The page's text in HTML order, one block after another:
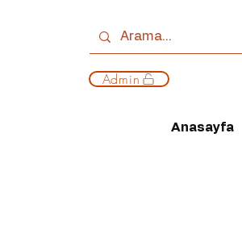
Admin
Anasayfa